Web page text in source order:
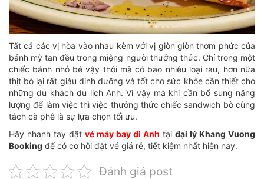
Tất cả các vị hòa vào nhau kèm với vị giòn giòn thơm phức của
bánh mỳ tan đều trong miệng người thưởng thức. Chỉ trong một
chiếc bánh nhỏ bé vậy thôi mà có bao nhiêu loại rau, hơn nữa
thịt bò lại rất giàu dinh dưỡng và tốt cho sức khỏe cần thiết cho
những du khách du lịch Anh. Vì vậy mà khi cần bổ sung năng
lượng để làm việc thì việc thưởng thức chiếc sandwich bò cùng
tách cà phê là sự lựa chọn tối ưu.
Hãy nhanh tay đặt vé máy bay đi Anh tại đại lý Khang Vuong
Booking để có cơ hội đặt vé giá rẻ, tiết kiệm nhất hiện nay.
Đánh giá post